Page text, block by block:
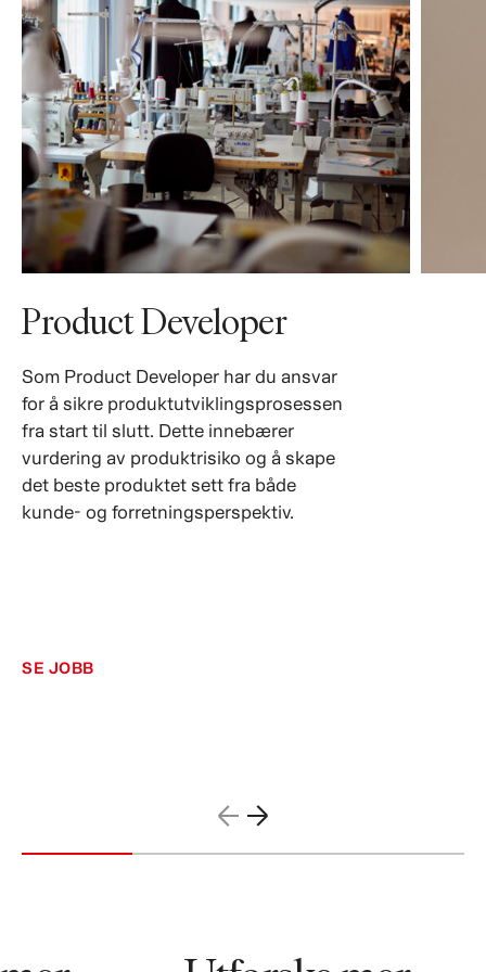
Product Developer
Som Product Developer har du ansvar
for å sikre produktutviklingsprosessen
fra start til slutt. Dette innebærer
vurdering av produktrisiko og å skape
det beste produktet sett fra både
kunde- og forretningsperspektiv.
SE JOBB